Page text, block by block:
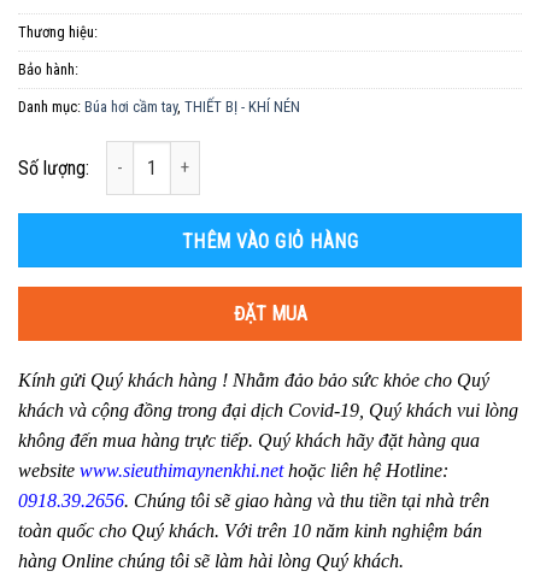
Thương hiệu:
Bảo hành:
Danh mục: Búa hơi cầm tay, THIẾT BỊ - KHÍ NÉN
Số lượng:
THÊM VÀO GIỎ HÀNG
ĐẶT MUA
Kính gửi Quý khách hàng ! Nhằm đảo bảo sức khỏe cho Quý
khách và cộng đồng trong đại dịch Covid-19, Quý khách vui lòng
không đến mua hàng trực tiếp. Quý khách hãy đặt hàng qua
website www.sieuthimaynenkhi.nethoặc liên hệ Hotline:
0918.39.2656. Chúng tôi sẽ giao hàng và thu tiền tại nhà trên
toàn quốc cho Quý khách. Với trên 10 năm kinh nghiệm bán
hàng Online chúng tôi sẽ làm hài lòng Quý khách.